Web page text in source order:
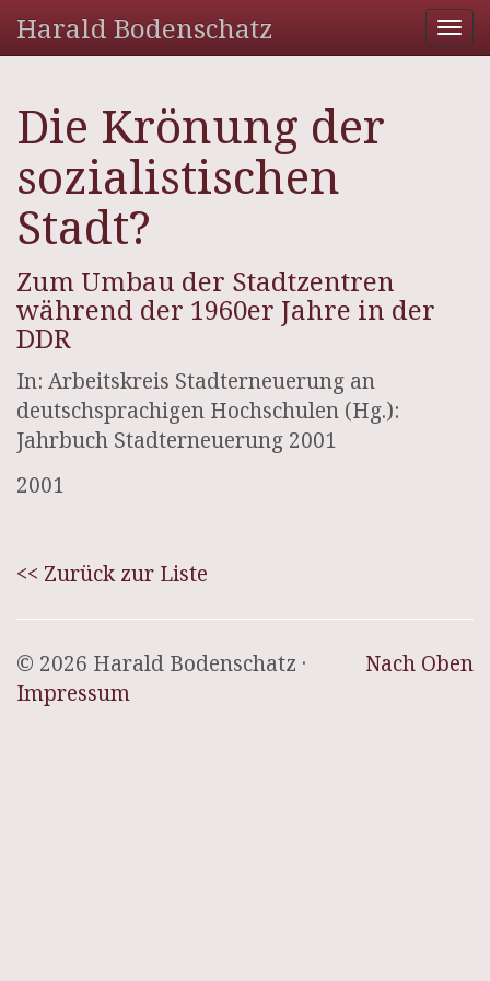
Harald Bodenschatz
Die Krönung der
sozialistischen
Stadt?
Zum Umbau der Stadtzentren
während der 1960er Jahre in der
DDR
In: Arbeitskreis Stadterneuerung an
deutschsprachigen Hochschulen (Hg.):
Jahrbuch Stadterneuerung 2001
2001
<< Zurück zur Liste
Nach Oben
© 2026 Harald Bodenschatz ·
Impressum